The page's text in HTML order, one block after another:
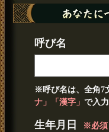
呼び名
※呼び名は、全角7
ナ」「漢字」で入
生年月日 ※必須